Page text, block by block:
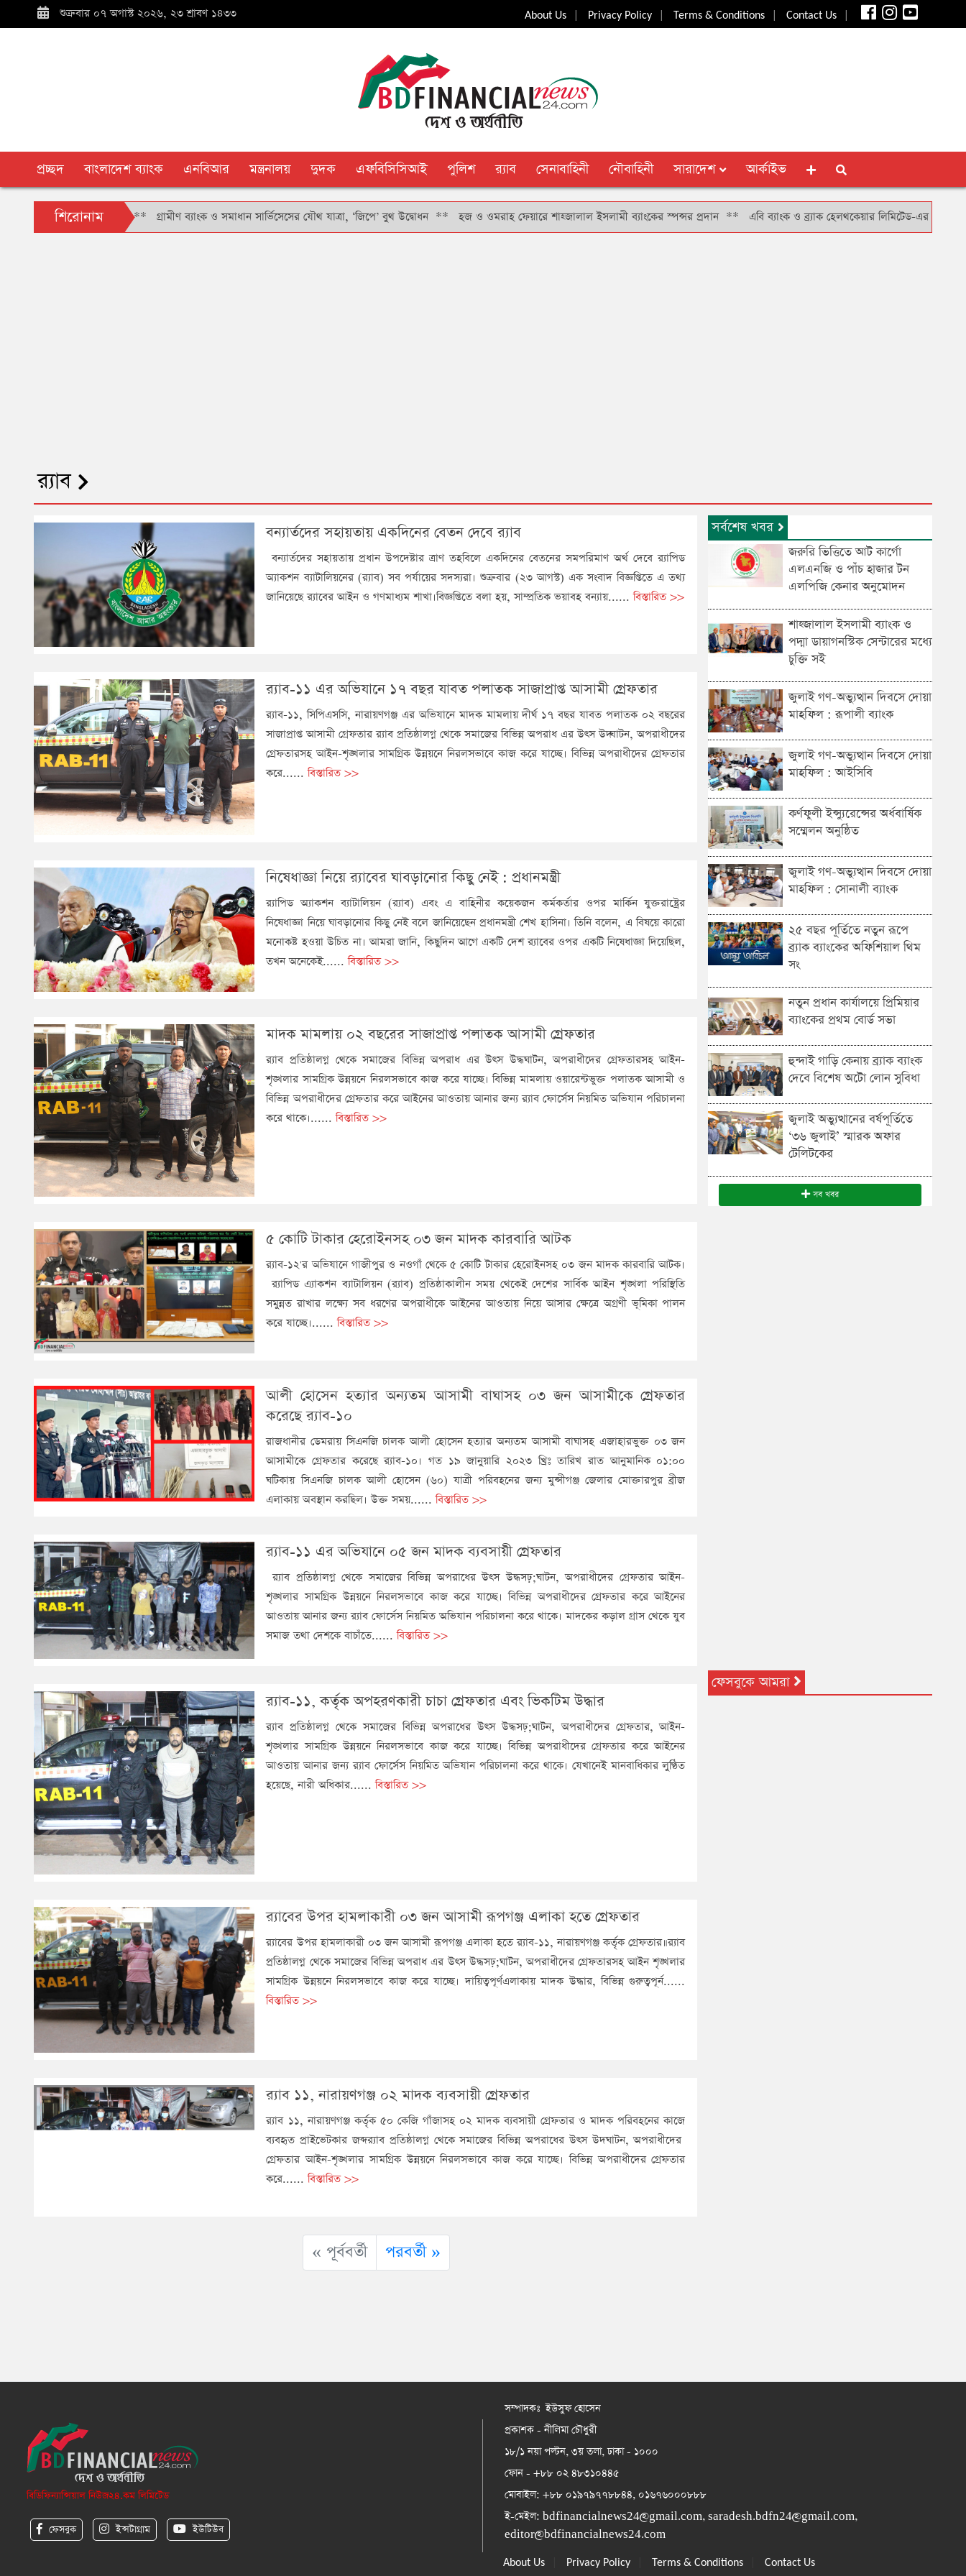
শুক্রবার ০৭ অগাস্ট ২০২৬, ২৩ শ্রাবণ ১৪৩৩ About Us| Privacy Policy| Terms & Conditions| Contact Us|
প্রচ্ছদ বাংলাদেশ ব্যাংক এনবিআর মন্ত্রনালয় দুদক এফবিসিসিআই পুলিশ র‍্যাব সেনাবাহিনী নৌবাহিনী সারাদেশ আর্কাইভ
শিরোনাম
অনুষ্ঠিত** গ্রামীণ ব্যাংক ও সমাধান সার্ভিসেসের যৌথ যাত্রা, ‘জিপে’ বুথ উদ্বোধন**হজ ও ওমরাহ ফেয়ারে শাহ্জালাল ইসলামী ব্যাংকের স্পন্সর প্রদান**এবি ব্যাংক ও ব্র্যাক হেলথকেয়ার লিমিটেড-এর মধ্যে চুক্তি স্বাক্ষর
র‍্যাব
বন্যার্তদের সহায়তায় একদিনের বেতন দেবে র‍্যাব
বন্যার্তদের সহায়তায় প্রধান উপদেষ্টার ত্রাণ তহবিলে একদিনের বেতনের সমপরিমাণ অর্থ দেবে র‌্যাপিড
অ্যাকশন ব্যাটালিয়নের (র‌্যাব) সব পর্যায়ের সদস্যরা। শুক্রবার (২৩ আগস্ট) এক সংবাদ বিজ্ঞপ্তিতে এ তথ্য
জানিয়েছে র‍্যাবের আইন ও গণমাধ্যম শাখা।বিজ্ঞপ্তিতে বলা হয়, সাম্প্রতিক ভয়াবহ বন্যায়......বিস্তারিত >>
র‌্যাব-১১ এর অভিযানে ১৭ বছর যাবত পলাতক সাজাপ্রাপ্ত আসামী গ্রেফতার
র‌্যাব-১১, সিপিএসসি, নারায়ণগঞ্জ এর অভিযানে মাদক মামলায় দীর্ঘ ১৭ বছর যাবত পলাতক ০২ বছরের
সাজাপ্রাপ্ত আসামী গ্রেফতার র‌্যাব প্রতিষ্ঠালগ্ন থেকে সমাজের বিভিন্ন অপরাধ এর উৎস উদ্ঘাটন, অপরাধীদের
গ্রেফতারসহ আইন-শৃঙ্খলার সামগ্রিক উন্নয়নে নিরলসভাবে কাজ করে যাচ্ছে। বিভিন্ন অপরাধীদের গ্রেফতার
করে......বিস্তারিত >>
নিষেধাজ্ঞা নিয়ে র‍্যাবের ঘাবড়ানোর কিছু নেই : প্রধানমন্ত্রী
র‍্যাপিড অ্যাকশন ব্যাটালিয়ন (র‌্যাব) এবং এ বাহিনীর কয়েকজন কর্মকর্তার ওপর মার্কিন যুক্তরাষ্ট্রের
নিষেধাজ্ঞা নিয়ে ঘাবড়ানোর কিছু নেই বলে জানিয়েছেন প্রধানমন্ত্রী শেখ হাসিনা। তিনি বলেন, এ বিষয়ে কারো
মনোকষ্ট হওয়া উচিত না। আমরা জানি, কিছুদিন আগে একটি দেশ র‌্যাবের ওপর একটি নিষেধাজ্ঞা দিয়েছিল,
তখন অনেকেই......বিস্তারিত >>
মাদক মামলায় ০২ বছরের সাজাপ্রাপ্ত পলাতক আসামী গ্রেফতার
র‌্যাব প্রতিষ্ঠালগ্ন থেকে সমাজের বিভিন্ন অপরাধ এর উৎস উদ্ধঘাটন, অপরাধীদের গ্রেফতারসহ আইন-
শৃঙ্খলার সামগ্রিক উন্নয়নে নিরলসভাবে কাজ করে যাচ্ছে। বিভিন্ন মামলায় ওয়ারেন্টভুক্ত পলাতক আসামী ও
বিভিন্ন অপরাধীদের গ্রেফতার করে আইনের আওতায় আনার জন্য র‌্যাব ফোর্সেস নিয়মিত অভিযান পরিচালনা
করে থাকে।......বিস্তারিত >>
৫ কোটি টাকার হেরোইনসহ ০৩ জন মাদক কারবারি আটক
র‍্যাব-১২'র অভিযানে গাজীপুর ও নওগাঁ থেকে ৫ কোটি টাকার হেরোইনসহ ০৩ জন মাদক কারবারি আটক।
র‍্যাপিড এ্যাকশন ব্যাটালিয়ন (র‍্যাব) প্রতিষ্ঠাকালীন সময় থেকেই দেশের সার্বিক আইন শৃঙ্খলা পরিস্থিতি
সমুন্নত রাখার লক্ষ্যে সব ধরণের অপরাধীকে আইনের আওতায় নিয়ে আসার ক্ষেত্রে অগ্রণী ভূমিকা পালন
করে যাচ্ছে।......বিস্তারিত >>
আলী হোসেন হত্যার অন্যতম আসামী বাঘাসহ ০৩ জন আসামীকে গ্রেফতার
করেছে র‌্যাব-১০
রাজধানীর ডেমরায় সিএনজি চালক আলী হোসেন হত্যার অন্যতম আসামী বাঘাসহ এজাহারভুক্ত ০৩ জন
আসামীকে গ্রেফতার করেছে র‌্যাব-১০। গত ১৯ জানুয়ারি ২০২৩ খ্রিঃ তারিখ রাত আনুমানিক ০১:০০
ঘটিকায় সিএনজি চালক আলী হোসেন (৬০) যাত্রী পরিবহনের জন্য মুন্সীগঞ্জ জেলার মোক্তারপুর ব্রীজ
এলাকায় অবস্থান করছিল। উক্ত সময়......বিস্তারিত >>
র‌্যাব-১১ এর অভিযানে ০৫ জন মাদক ব্যবসায়ী গ্রেফতার
র‌্যাব প্রতিষ্ঠালগ্ন থেকে সমাজের বিভিন্ন অপরাধের উৎস উদ্ধসঢ়;ঘাটন, অপরাধীদের গ্রেফতার আইন-
শৃঙ্খলার সামগ্রিক উন্নয়নে নিরলসভাবে কাজ করে যাচ্ছে। বিভিন্ন অপরাধীদের গ্রেফতার করে আইনের
আওতায় আনার জন্য র‌্যাব ফোর্সেস নিয়মিত অভিযান পরিচালনা করে থাকে। মাদকের কড়াল গ্রাস থেকে যুব
সমাজ তথা দেশকে বাচাঁতে......বিস্তারিত >>
র‌্যাব-১১, কর্তৃক অপহরণকারী চাচা গ্রেফতার এবং ভিকটিম উদ্ধার
র‌্যাব প্রতিষ্ঠালগ্ন থেকে সমাজের বিভিন্ন অপরাধের উৎস উদ্ধসঢ়;ঘাটন, অপরাধীদের গ্রেফতার, আইন-
শৃঙ্খলার সামগ্রিক উন্নয়নে নিরলসভাবে কাজ করে যাচ্ছে। বিভিন্ন অপরাধীদের গ্রেফতার করে আইনের
আওতায় আনার জন্য র‌্যাব ফোর্সেস নিয়মিত অভিযান পরিচালনা করে থাকে। যেখানেই মানবাধিকার লুণ্ঠিত
হয়েছে, নারী অধিকার......বিস্তারিত >>
র‌্যাবের উপর হামলাকারী ০৩ জন আসামী রূপগঞ্জ এলাকা হতে গ্রেফতার
র‌্যাবের উপর হামলাকারী ০৩ জন আসামী রূপগঞ্জ এলাকা হতে র‌্যাব-১১, নারায়ণগঞ্জ কর্তৃক গ্রেফতার॥র‌্যাব
প্রতিষ্ঠালগ্ন থেকে সমাজের বিভিন্ন অপরাধ এর উৎস উদ্ধসঢ়;ঘাটন, অপরাধীদের গ্রেফতারসহ আইন শৃঙ্খলার
সামগ্রিক উন্নয়নে নিরলসভাবে কাজ করে যাচ্ছে। দায়িত্বপূর্ণএলাকায় মাদক উদ্ধার, বিভিন্ন গুরুত্বপূর্ন......
বিস্তারিত >>
র‌্যাব ১১, নারায়ণগঞ্জ ০২ মাদক ব্যবসায়ী গ্রেফতার
র‌্যাব ১১, নারায়ণগঞ্জ কর্তৃক ৫০ কেজি গাঁজাসহ ০২ মাদক ব্যবসায়ী গ্রেফতার ও মাদক পরিবহনের কাজে
ব্যবহৃত প্রাইভেটকার জব্দর‌্যাব প্রতিষ্ঠালগ্ন থেকে সমাজের বিভিন্ন অপরাধের উৎস উদঘাটন, অপরাধীদের
গ্রেফতার আইন-শৃঙ্খলার সামগ্রিক উন্নয়নে নিরলসভাবে কাজ করে যাচ্ছে। বিভিন্ন অপরাধীদের গ্রেফতার
করে......বিস্তারিত >>
« পূর্ববর্তী পরবর্তী »
সর্বশেষ খবর
জরুরি ভিত্তিতে আট কার্গো
এলএনজি ও পাঁচ হাজার টন
এলপিজি কেনার অনুমোদন
শাহ্জালাল ইসলামী ব্যাংক ও
পদ্মা ডায়াগনস্টিক সেন্টারের মধ্যে
চুক্তি সই
জুলাই গণ-অভ্যুত্থান দিবসে দোয়া
মাহফিল : রূপালী ব্যাংক
জুলাই গণ-অভ্যুত্থান দিবসে দোয়া
মাহফিল : আইসিবি
কর্ণফুলী ইন্স্যুরেন্সের অর্ধবার্ষিক
সম্মেলন অনুষ্ঠিত
জুলাই গণ-অভ্যুত্থান দিবসে দোয়া
মাহফিল : সোনালী ব্যাংক
২৫ বছর পূর্তিতে নতুন রূপে
ব্র্যাক ব্যাংকের অফিশিয়াল থিম
সং
নতুন প্রধান কার্যালয়ে প্রিমিয়ার
ব্যাংকের প্রথম বোর্ড সভা
হুন্দাই গাড়ি কেনায় ব্র্যাক ব্যাংক
দেবে বিশেষ অটো লোন সুবিধা
জুলাই অভ্যুত্থানের বর্ষপূর্তিতে
‘৩৬ জুলাই’ স্মারক অফার
টেলিটকের
সব খবর
ফেসবুকে আমরা
বিডিফিন্যান্সিয়াল নিউজ২৪.কম লিমিটেড
ফেসবুক ইন্সটাগ্রাম ইউটিউব
সম্পাদকঃ ইউসুফ হোসেন
প্রকাশক - নীলিমা চৌধুরী
১৮/১ নয়া পল্টন, ৩য় তলা, ঢাকা - ১০০০
ফোন - +৮৮ ০২ ৪৮৩১০৪৪৫
মোবাইল: +৮৮ ০১৯৭৯৭৭৮৮৪৪, ০১৬৭৬০০০৮৮৮
ই-মেইল: bdfinancialnews24@gmail.com, saradesh.bdfn24@gmail.com,
editor@bdfinancialnews24.com
About Us Privacy Policy Terms & Conditions Contact Us